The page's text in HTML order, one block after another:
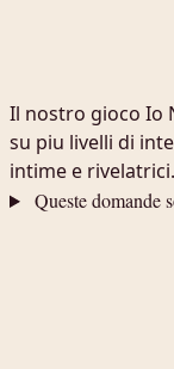
Il nostro gioco Io
su piu livelli di
intime e rivelatrici.
Queste domande